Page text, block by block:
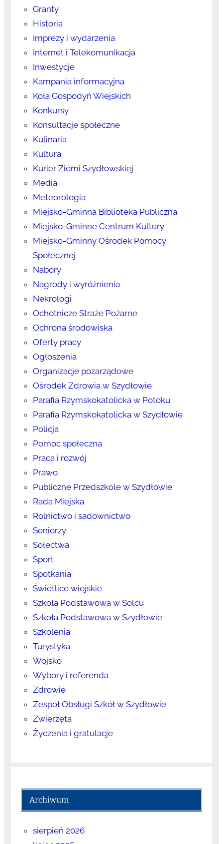
Granty
Historia
Imprezy i wydarzenia
Internet i Telekomunikacja
Inwestycje
Kampania informacyjna
Koła Gospodyń Wiejskich
Konkursy
Konsultacje społeczne
Kulinaria
Kultura
Kurier Ziemi Szydłowskiej
Media
Meteorologia
Miejsko-Gminna Biblioteka Publiczna
Miejsko-Gminne Centrum Kultury
Miejsko-Gminny Ośrodek Pomocy
Społecznej
Nabory
Nagrody i wyróżnienia
Nekrologi
Ochotnicze Straże Pożarne
Ochrona środowiska
Oferty pracy
Ogłoszenia
Organizacje pozarządowe
Ośrodek Zdrowia w Szydłowie
Parafia Rzymskokatolicka w Potoku
Parafia Rzymskokatolicka w Szydłowie
Policja
Pomoc społeczna
Praca i rozwój
Prawo
Publiczne Przedszkole w Szydłowie
Rada Miejska
Rolnictwo i sadownictwo
Seniorzy
Sołectwa
Sport
Spotkania
Świetlice wiejskie
Szkoła Podstawowa w Solcu
Szkoła Podstawowa w Szydłowie
Szkolenia
Turystyka
Wojsko
Wybory i referenda
Zdrowie
Zespół Obsługi Szkół w Szydłowie
Zwierzęta
Życzenia i gratulacje
Archiwum
sierpień 2026